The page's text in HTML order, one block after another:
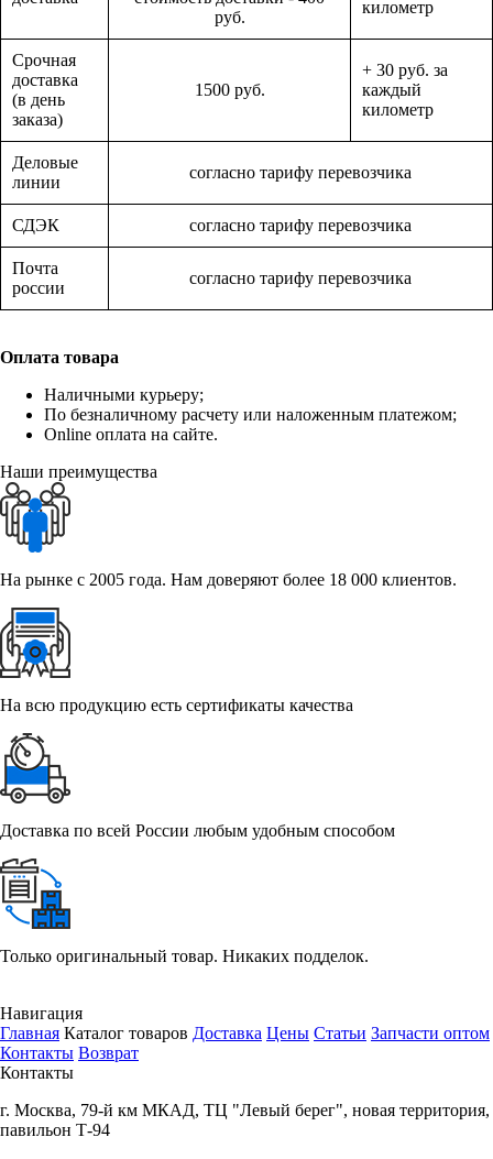
руб.
километр
Срочная
доставка
(в день
заказа)
1500 руб.
+ 30 руб. за
каждый
километр
Деловые
линии
согласно тарифу перевозчика
СДЭК согласно тарифу перевозчика
Почта
россии
согласно тарифу перевозчика
Оплата товара
Наличными курьеру;
По безналичному расчету или наложенным платежом;
Online оплата на сайте.
Наши преимущества
На рынке с 2005 года. Нам доверяют более 18 000 клиентов.
На всю продукцию есть сертификаты качества
Доставка по всей России любым удобным способом
Только оригинальный товар. Никаких подделок.
Навигация
Главная Каталог товаров Доставка Цены Статьи Запчасти оптом
Контакты Возврат
Контакты
г. Москва, 79-й км МКАД, ТЦ "Левый берег", новая территория,
павильон Т-94